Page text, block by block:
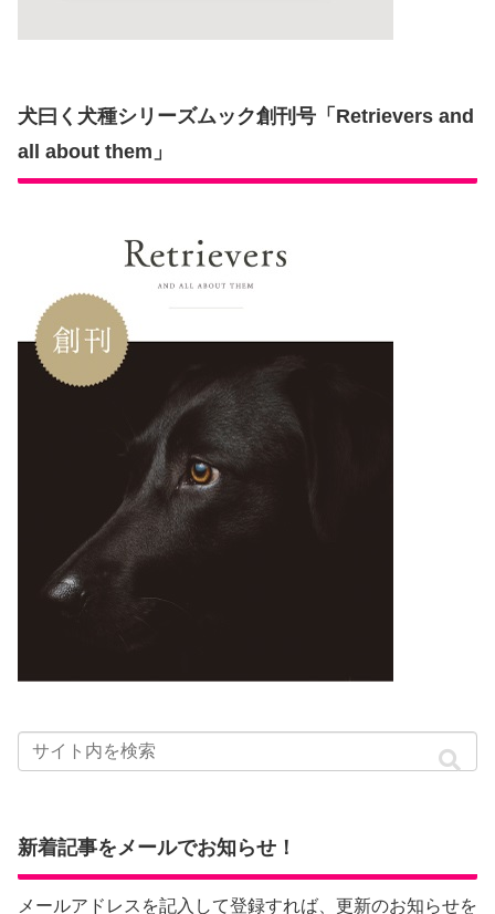
犬曰く犬種シリーズムック創刊号「Retrievers and
all about them」
新着記事をメールでお知らせ！
メールアドレスを記入して登録すれば、更新のお知らせを